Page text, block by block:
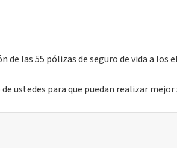
de las 55 pólizas de seguro de vida a
de ustedes para que puedan realizar